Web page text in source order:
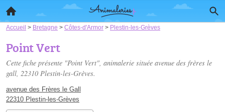
Accueil > Bretagne > Côtes-d'Armor > Plestin-les-Grèves
Point Vert
Cette fiche présente "Point Vert", animalerie située avenue des frères le
gall, 22310 Plestin-les-Grèves.
avenue des Frères le Gall
22310 Plestin-les-Grèves